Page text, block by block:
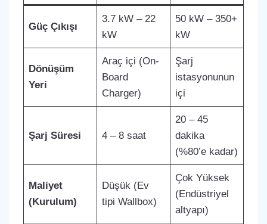
Güç Çıkışı
3.7 kW – 22
kW
50 kW – 350+
kW
Dönüşüm
Yeri
Araç içi (On-
Board
Charger)
Şarj
istasyonunun
içi
Şarj Süresi 4 – 8 saat
20 – 45
dakika
(%80’e kadar)
Maliyet
(Kurulum)
Düşük (Ev
tipi Wallbox)
Çok Yüksek
(Endüstriyel
altyapı)